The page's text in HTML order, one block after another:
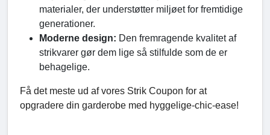
materialer, der understøtter miljøet for fremtidige
generationer.
Moderne design: Den fremragende kvalitet af
strikvarer gør dem lige så stilfulde som de er
behagelige.
Få det meste ud af vores Strik Coupon for at
opgradere din garderobe med hyggelige-chic-ease!